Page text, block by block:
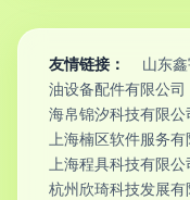
友情链接： 山东
油设备配件有限公司
海帛锦汐科技有限公
上海楠区软件服务有
上海程具科技有限公
杭州欣琦科技发展有